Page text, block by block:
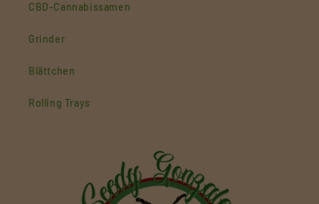
CBD-Cannabissamen
Grinder
Blättchen
Rolling Trays